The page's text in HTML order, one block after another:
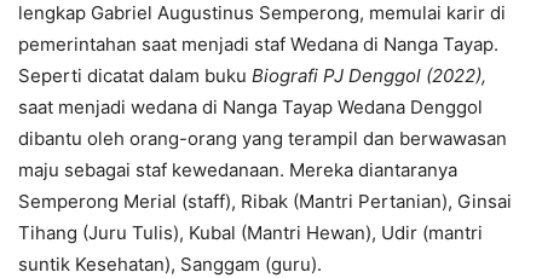
lengkap Gabriel Augustinus Semperong, memulai karir di
pemerintahan saat menjadi staf Wedana di Nanga Tayap.
Seperti dicatat dalam buku Biografi PJ Denggol (2022),
saat menjadi wedana di Nanga Tayap Wedana Denggol
dibantu oleh orang-orang yang terampil dan berwawasan
maju sebagai staf kewedanaan. Mereka diantaranya
Semperong Merial (staff), Ribak (Mantri Pertanian), Ginsai
Tihang (Juru Tulis), Kubal (Mantri Hewan), Udir (mantri
suntik Kesehatan), Sanggam (guru).